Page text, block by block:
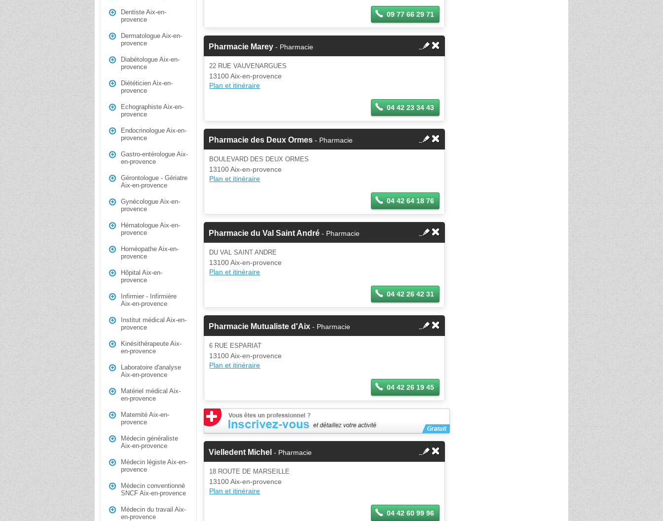
Dentiste Aix-en-
provence
Dermatologue Aix-en-
provence
Diabétologue Aix-en-
provence
Diététicien Aix-en-
provence
Echographiste Aix-en-
provence
Endocrinologue Aix-en-
provence
Gastro-entérologue Aix-
en-provence
Gérontologue - Gériatre
Aix-en-provence
Gynécologue Aix-en-
provence
Hématologue Aix-en-
provence
Homéopathe Aix-en-
provence
Hôpital Aix-en-
provence
Infirmier - Infirmière
Aix-en-provence
Institut médical Aix-en-
provence
Kinésithérapeute Aix-
en-provence
Laboratoire d'analyse
Aix-en-provence
Matériel médical Aix-
en-provence
Maternité Aix-en-
provence
Médecin généraliste
Aix-en-provence
Médecin légiste Aix-en-
provence
Médecin conventionné
SNCF Aix-en-provence
Médecin du travail Aix-
en-provence
09 77 66 29 71
Pharmacie Marey - Pharmacie
22 RUE VAUVENARGUES
13100 Aix-en-provence
Plan et itinéraire
04 42 23 34 43
Pharmacie des Deux Ormes - Pharmacie
BOULEVARD DES DEUX ORMES
13100 Aix-en-provence
Plan et itinéraire
04 42 64 18 76
Pharmacie du Val Saint André - Pharmacie
DU VAL SAINT ANDRE
13100 Aix-en-provence
Plan et itinéraire
04 42 26 42 31
Pharmacie Mutualiste d'Aix - Pharmacie
6 RUE ESPARIAT
13100 Aix-en-provence
Plan et itinéraire
04 42 26 19 45
Vielledent Michel - Pharmacie
18 ROUTE DE MARSEILLE
13100 Aix-en-provence
Plan et itinéraire
04 42 60 99 96